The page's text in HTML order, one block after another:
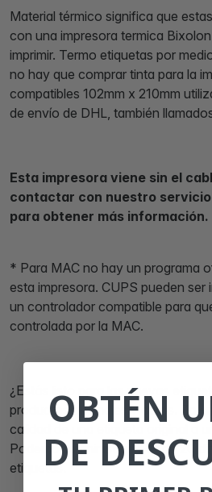
Material térmico significa que
con una impresora termica
imprimir. Termo etiquetas por
no hay que comprar tinta para la
compatibles 102mm x 210mm
de envío de DHL, también
Esta impresora viene sin el
contactar con nuestro
para obtener más información.
* Para MAC no hay un programa
esta impresora. CUPS pueden ser
un controlador compatible para
controlada por la MAC.
¿Estás listo para las nuevas
productos originales y caros.
calidad de una etiqueta original a
Podemos suministrar más de 20
etiquetas.
OBTÉN
DE